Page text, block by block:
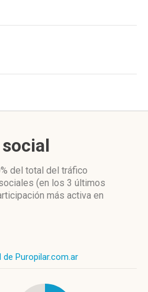
del total del tráfico
(en los 3 últimos
más activa en
Puropilar.com.ar